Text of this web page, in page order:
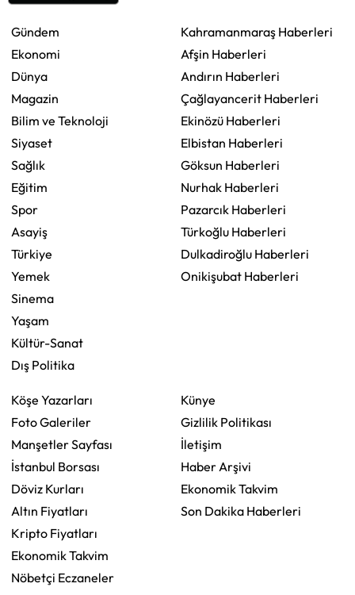
Gündem
Ekonomi
Dünya
Magazin
Bilim ve Teknoloji
Siyaset
Sağlık
Eğitim
Spor
Asayiş
Türkiye
Yemek
Sinema
Yaşam
Kültür-Sanat
Dış Politika
Kahramanmaraş Haberleri
Afşin Haberleri
Andırın Haberleri
Çağlayancerit Haberleri
Ekinözü Haberleri
Elbistan Haberleri
Göksun Haberleri
Nurhak Haberleri
Pazarcık Haberleri
Türkoğlu Haberleri
Dulkadiroğlu Haberleri
Onikişubat Haberleri
Köşe Yazarları
Foto Galeriler
Manşetler Sayfası
İstanbul Borsası
Döviz Kurları
Altın Fiyatları
Kripto Fiyatları
Ekonomik Takvim
Nöbetçi Eczaneler
Künye
Gizlilik Politikası
İletişim
Haber Arşivi
Ekonomik Takvim
Son Dakika Haberleri